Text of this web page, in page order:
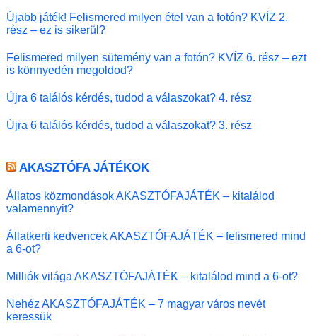
Újabb játék! Felismered milyen étel van a fotón? KVÍZ 2.
rész – ez is sikerül?
Felismered milyen sütemény van a fotón? KVÍZ 6. rész – ezt
is könnyedén megoldod?
Újra 6 találós kérdés, tudod a válaszokat? 4. rész
Újra 6 találós kérdés, tudod a válaszokat? 3. rész
AKASZTÓFA JÁTÉKOK
Állatos közmondások AKASZTÓFAJÁTÉK – kitalálod
valamennyit?
Állatkerti kedvencek AKASZTÓFAJÁTÉK – felismered mind
a 6-ot?
Milliók világa AKASZTÓFAJÁTÉK – kitalálod mind a 6-ot?
Nehéz AKASZTÓFAJÁTÉK – 7 magyar város nevét
keressük